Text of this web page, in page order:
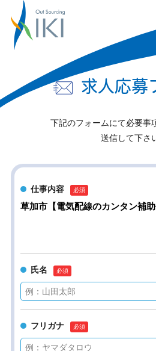
求人応募
下記のフォームにて必要事
送信して下さ
仕事内容
氏名
フリガナ